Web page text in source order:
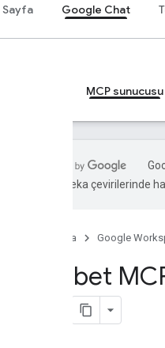
Sayfa Google Chat
MCP sunucusu
Yapay zeka çevirilerinde
Ana Sayfa Google
Sohbet